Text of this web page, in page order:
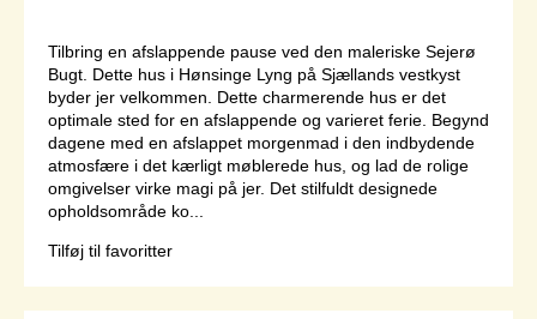
Tilbring en afslappende pause ved den maleriske Sejerø
Bugt. Dette hus i Hønsinge Lyng på Sjællands vestkyst
byder jer velkommen. Dette charmerende hus er det
optimale sted for en afslappende og varieret ferie. Begynd
dagene med en afslappet morgenmad i den indbydende
atmosfære i det kærligt møblerede hus, og lad de rolige
omgivelser virke magi på jer. Det stilfuldt designede
opholdsområde ko...
Tilføj til favoritter